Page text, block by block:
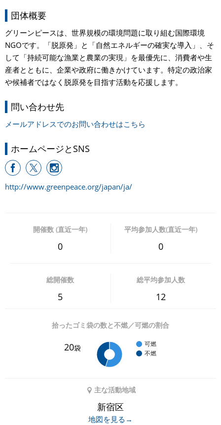
団体概要
グリーンピースは、世界規模の環境問題に取り組む国際環境
NGOです。「脱原発」と「自然エネルギーの確実な導入」、そ
して「持続可能な漁業と農業の実現」を最優先に、消費者や生
産者とともに、企業や政府に働きかけています。特定の政治家
や候補者ではなく脱原発を目指す活動を応援します。
問い合わせ先
メールアドレスでのお問い合わせはこちら
ホームページとSNS
http://www.greenpeace.org/japan/ja/
開催数 (直近一年)
0
平均参加人数(直近一年)
0
総開催数
5
総平均参加人数
12
拾ったゴミ袋の数と不燃／可燃の割合
20袋
可燃
不燃
主な活動地域
新宿区
地図を見る→